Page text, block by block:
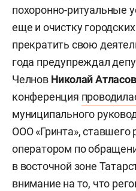
похоронно-ритуальные
еще и очистку
прекратить свою
года предупреждал
Челнов Николай Атласов
конференция
муниципального
ООО «Гринта»,
оператором по
в восточной зоне
внимание на то, что